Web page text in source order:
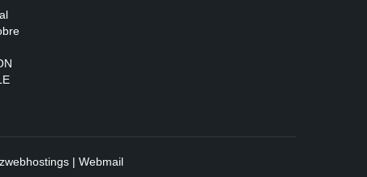
zwebhostings| Webmail